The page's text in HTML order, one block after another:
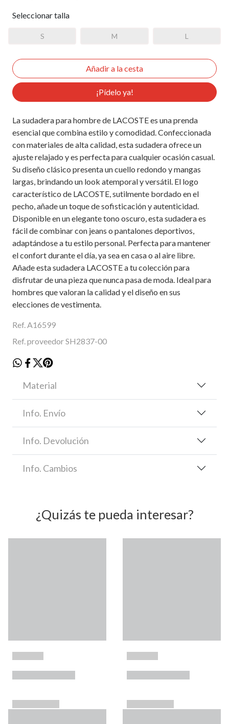
Seleccionar talla
S M L
¡Pídelo ya!
La sudadera para hombre de LACOSTE es una prenda
esencial que combina estilo y comodidad. Confeccionada
con materiales de alta calidad, esta sudadera ofrece un
ajuste relajado y es perfecta para cualquier ocasión casual.
Su diseño clásico presenta un cuello redondo y mangas
largas, brindando un look atemporal y versátil. El logo
característico de LACOSTE, sutilmente bordado en el
pecho, añade un toque de sofisticación y autenticidad.
Disponible en un elegante tono oscuro, esta sudadera es
fácil de combinar con jeans o pantalones deportivos,
adaptándose a tu estilo personal. Perfecta para mantener
el confort durante el día, ya sea en casa o al aire libre.
Añade esta sudadera LACOSTE a tu colección para
disfrutar de una pieza que nunca pasa de moda. Ideal para
hombres que valoran la calidad y el diseño en sus
elecciones de vestimenta.
Ref. A16599
Ref. proveedor SH2837-00
Material
Info. Envío
Info. Devolución
Info. Cambios
¿Quizás te pueda interesar?